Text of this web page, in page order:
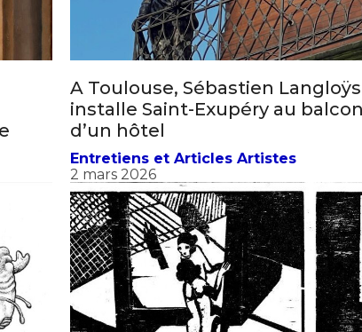
A Toulouse, Sébastien Langloÿs
installe Saint-Exupéry au balcon
d’un hôtel
Entretiens et Articles Artistes
2 mars 2026